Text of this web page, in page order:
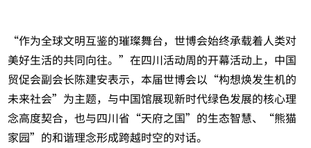
“作为全球文明互鉴的璀璨舞台，世博会始终承载着人类对
美好生活的共同向往。”在四川活动周的开幕活动上，中国
贸促会副会长陈建安表示，本届世博会以“构想焕发生机的
未来社会”为主题，与中国馆展现新时代绿色发展的核心理
念高度契合，也与四川省“天府之国”的生态智慧、“熊猫
家园”的和谐理念形成跨越时空的对话。